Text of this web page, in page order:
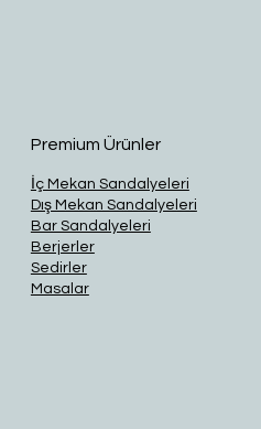
Premium Ürünler
İç Mekan Sandalyeleri
Dış Mekan Sandalyeleri
Bar Sandalyeleri
Berjerler
Sedirler
Masalar